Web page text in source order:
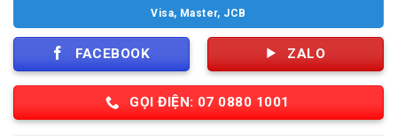
Visa, Master, JCB
FACEBOOK ZALO
GỌI ĐIỆN: 07 0880 1001